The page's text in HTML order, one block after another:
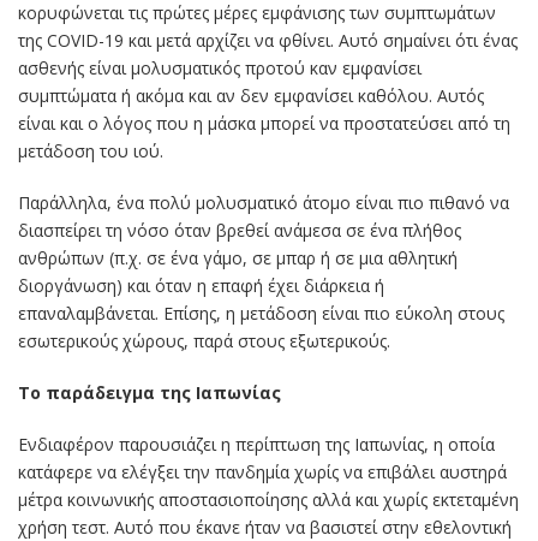
κορυφώνεται τις πρώτες μέρες εμφάνισης των συμπτωμάτων
της COVID-19 και μετά αρχίζει να φθίνει. Αυτό σημαίνει ότι ένας
ασθενής είναι μολυσματικός προτού καν εμφανίσει
συμπτώματα ή ακόμα και αν δεν εμφανίσει καθόλου. Αυτός
είναι και ο λόγος που η μάσκα μπορεί να προστατεύσει από τη
μετάδοση του ιού.
Παράλληλα, ένα πολύ μολυσματικό άτομο είναι πιο πιθανό να
διασπείρει τη νόσο όταν βρεθεί ανάμεσα σε ένα πλήθος
ανθρώπων (π.χ. σε ένα γάμο, σε μπαρ ή σε μια αθλητική
διοργάνωση) και όταν η επαφή έχει διάρκεια ή
επαναλαμβάνεται. Επίσης, η μετάδοση είναι πιο εύκολη στους
εσωτερικούς χώρους, παρά στους εξωτερικούς.
Το παράδειγμα της Ιαπωνίας
Ενδιαφέρον παρουσιάζει η περίπτωση της Ιαπωνίας, η οποία
κατάφερε να ελέγξει την πανδημία χωρίς να επιβάλει αυστηρά
μέτρα κοινωνικής αποστασιοποίησης αλλά και χωρίς εκτεταμένη
χρήση τεστ. Αυτό που έκανε ήταν να βασιστεί στην εθελοντική